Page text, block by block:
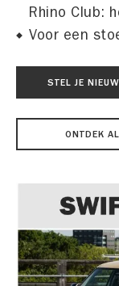
Rhino Club:
Voor een
STEL JE
ONTDEK